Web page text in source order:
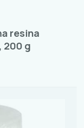
resina
200 g